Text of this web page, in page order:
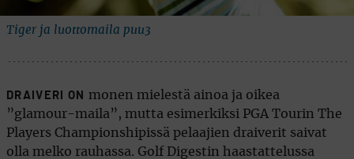
Tiger ja luottomaila puu3
DRAIVERI ON monen mielestä ainoa ja oikea
”glamour-maila”, mutta esimerkiksi PGA Tourin The
Players Championshipissä pelaajien draiverit saivat
olla melko rauhassa. Golf Digestin haastattelussa